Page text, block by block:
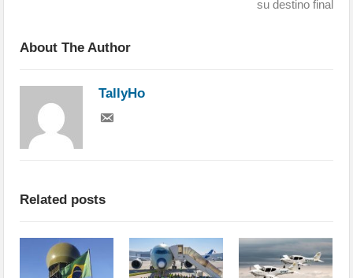
su destino final
About The Author
TallyHo
Related posts